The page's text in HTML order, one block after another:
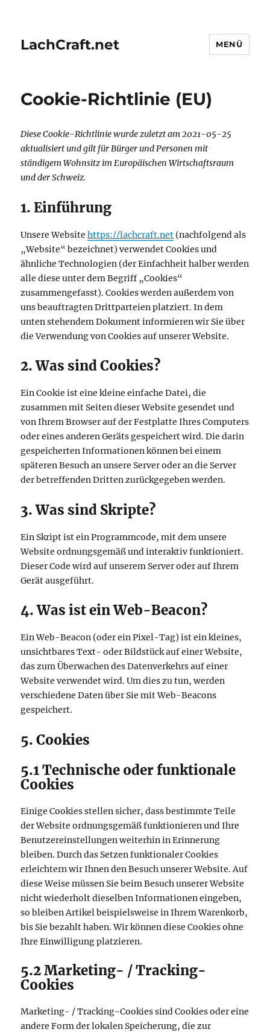
LachCraft.net MENÜ
Cookie-Richtlinie (EU)
Diese Cookie-Richtlinie wurde zuletzt am 2021-05-25
aktualisiert und gilt für Bürger und Personen mit
ständigem Wohnsitz im Europäischen Wirtschaftsraum
und der Schweiz.
1. Einführung
Unsere Websitehttps://lachcraft.net (nachfolgend als
„Website“ bezeichnet) verwendet Cookies und
ähnliche Technologien (der Einfachheit halber werden
alle diese unter dem Begriff „Cookies“
zusammengefasst). Cookies werden außerdem von
uns beauftragten Drittparteien platziert. In dem
unten stehendem Dokument informieren wir Sie über
die Verwendung von Cookies auf unserer Website.
2. Was sind Cookies?
Ein Cookie ist eine kleine einfache Datei, die
zusammen mit Seiten dieser Website gesendet und
von Ihrem Browser auf der Festplatte Ihres Computers
oder eines anderen Geräts gespeichert wird. Die darin
gespeicherten Informationen können bei einem
späteren Besuch an unsere Server oder an die Server
der betreffenden Dritten zurückgegeben werden.
3. Was sind Skripte?
Ein Skript ist ein Programmcode, mit dem unsere
Website ordnungsgemäß und interaktiv funktioniert.
Dieser Code wird auf unserem Server oder auf Ihrem
Gerät ausgeführt.
4. Was ist ein Web-Beacon?
Ein Web-Beacon (oder ein Pixel-Tag) ist ein kleines,
unsichtbares Text- oder Bildstück auf einer Website,
das zum Überwachen des Datenverkehrs auf einer
Website verwendet wird. Um dies zu tun, werden
verschiedene Daten über Sie mit Web-Beacons
gespeichert.
5. Cookies
5.1 Technische oder funktionale
Cookies
Einige Cookies stellen sicher, dass bestimmte Teile
der Website ordnungsgemäß funktionieren und Ihre
Benutzereinstellungen weiterhin in Erinnerung
bleiben. Durch das Setzen funktionaler Cookies
erleichtern wir Ihnen den Besuch unserer Website. Auf
diese Weise müssen Sie beim Besuch unserer Website
nicht wiederholt dieselben Informationen eingeben,
so bleiben Artikel beispielsweise in Ihrem Warenkorb,
bis Sie bezahlt haben. Wir können diese Cookies ohne
Ihre Einwilligung platzieren.
5.2 Marketing- / Tracking-
Cookies
Marketing- / Tracking-Cookies sind Cookies oder eine
andere Form der lokalen Speicherung, die zur